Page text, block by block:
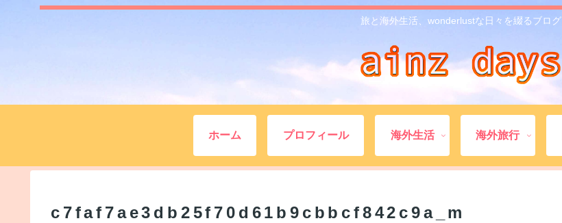
旅と海外生活、wonderlustな日々を綴るブログ
ホーム プロフィール 海外生活 海外旅行
c7faf7ae3db25f70d61b9cbbcf842c9a_m